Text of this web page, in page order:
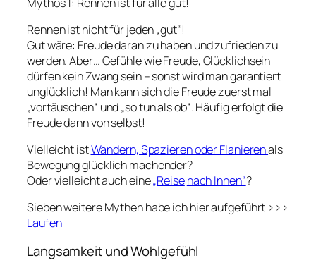
Rennen ist nicht für jeden „gut“!
Gut wäre: Freude daran zu haben und zufrieden zu
werden. Aber… Gefühle wie Freude, Glücklichsein
dürfen kein Zwang sein – sonst wird man garantiert
unglücklich! Man kann sich die Freude zuerst mal
„vortäuschen“ und „so tun als ob“. Häufig erfolgt die
Freude dann von selbst!
Vielleicht istWandern, Spazieren oder Flanierenals
Bewegung glücklich machender?
Oder vielleicht auch eine„ReisenachInnen“?
Sieben weitere Mythen habe ich hier aufgeführt >>>
Laufen
Langsamkeit und Wohlgefühl